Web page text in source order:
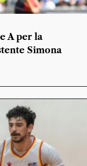
A per la
Simona